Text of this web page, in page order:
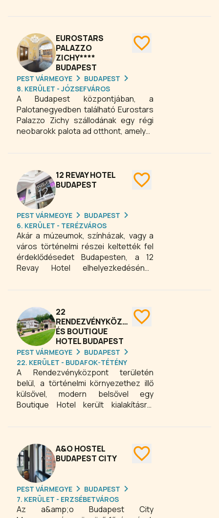
EUROSTARS
PALAZZO
ZICHY****
BUDAPEST
PEST VÁRMEGYE
BUDAPEST
8. KERÜLET - JÓZSEFVÁROS
A Budapest központjában, a
Palotanegyedben található Eurostars
Palazzo Zichy szállodának egy régi
neobarokk palota ad otthont, amelyet
számára, a XIX. században.
az eredeti épület szépségét – a
hallba lépve egy káprázatos
üvegkupola köszönti a vendégeket. A
hotel szomszédságában számos
érdekesség, így például a Magyar
Nemzeti Múzeum, a Nagy zsinagóga, a
Nagycsarnok és a Holokauszt
Emlékközpont várja a látogatókat.
Ezenfelül a Semmelweis Egyetem
Egészségtudományi Kara is a
helyezkedik el.
12 REVAY HOTEL
BUDAPEST
PEST VÁRMEGYE
BUDAPEST
6. KERÜLET - TERÉZVÁROS
Akár a múzeumok, színházak, vagy a
város történelmi részei keltették fel
érdeklődésedet Budapesten, a 12
Revay Hotel elhelyezkedésének
22
RENDEZVÉNYKÖZPONT
ÉS BOUTIQUE
HOTEL BUDAPEST
PEST VÁRMEGYE
BUDAPEST
22. KERÜLET - BUDAFOK-TÉTÉNY
A Rendezvényközpont területén
belül, a történelmi környezethez illő
külsővel, modern belsővel egy
Boutique Hotel került kialakításra.
rendezvénytermektől, így biztosítjuk
kényelmet.A&O HOSTEL
BUDAPEST CITY
PEST VÁRMEGYE
BUDAPEST
7. KERÜLET - ERZSÉBETVÁROS
Az a&amp;o Budapest City